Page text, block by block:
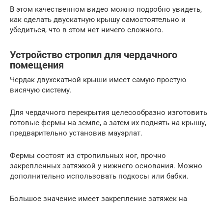
В этом качественном видео можно подробно увидеть,
как сделать двускатную крышу самостоятельно и
убедиться, что в этом нет ничего сложного.
Устройство стропил для чердачного
помещения
Чердак двухскатной крыши имеет самую простую
висячую систему.
Для чердачного перекрытия целесообразно изготовить
готовые фермы на земле, а затем их поднять на крышу,
предварительно установив мауэрлат.
Фермы состоят из стропильных ног, прочно
закрепленных затяжкой у нижнего основания. Можно
дополнительно использовать подкосы или бабки.
Большое значение имеет закрепление затяжек на